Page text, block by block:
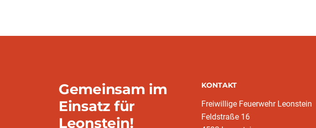
Gemeinsam im
Einsatz für
Leonstein!
KONTAKT
Freiwillige Feuerwehr Leonstein
Feldstraße 16